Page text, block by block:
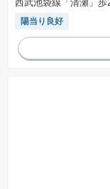
西武池袋線「清瀬」歩
陽当り良好